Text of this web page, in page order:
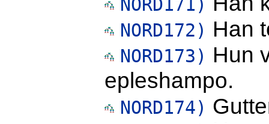
NORD171)
NORD172) Han
NORD173) Hun
epleshampo.
NORD174)